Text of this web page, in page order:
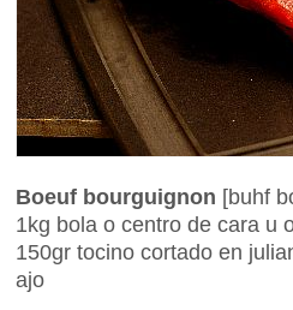
Boeuf bourguignon [buhf
1kg bola o centro de cara u
150gr tocino cortado en
ajo